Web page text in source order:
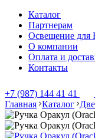
Каталог
Партнерам
Освещение для
О компании
Оплата и
Контакты
+7 (987) 144 41 41
Главная Каталог